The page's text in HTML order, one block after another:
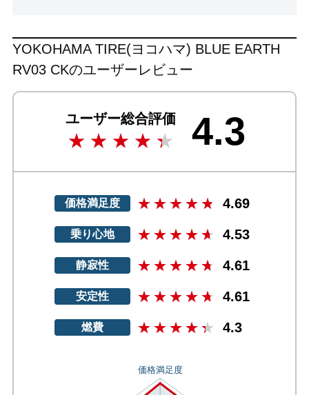
YOKOHAMA TIRE(ヨコハマ) BLUE EARTH
RV03 CKのユーザーレビュー
ユーザー総合評価 4.3
価格満足度 4.69
乗り心地 4.53
静寂性 4.61
安定性 4.61
燃費 4.3